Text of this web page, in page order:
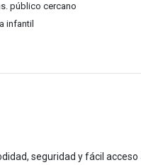
público cercano
infantil
seguridad y fácil acceso